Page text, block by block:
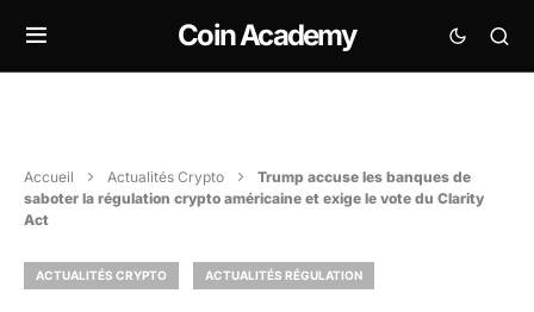
Coin Academy
Accueil Actualités Crypto
Trump accuse les banques de
saboter la régulation crypto américaine et exige le vote du Clarity
Act
ACTUALITÉS CRYPTO ACTUALITÉS RÉGULATION